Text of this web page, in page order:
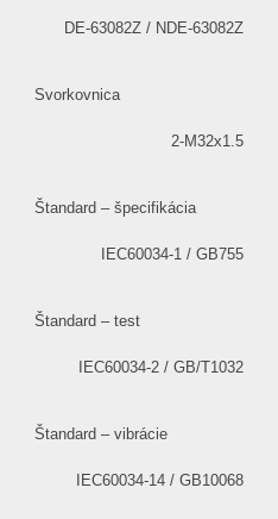
DE-63082Z / NDE-63082Z
Svorkovnica
2-M32x1.5
Štandard – špecifikácia
IEC60034-1 / GB755
Štandard – test
IEC60034-2 / GB/T1032
Štandard – vibrácie
IEC60034-14 / GB10068